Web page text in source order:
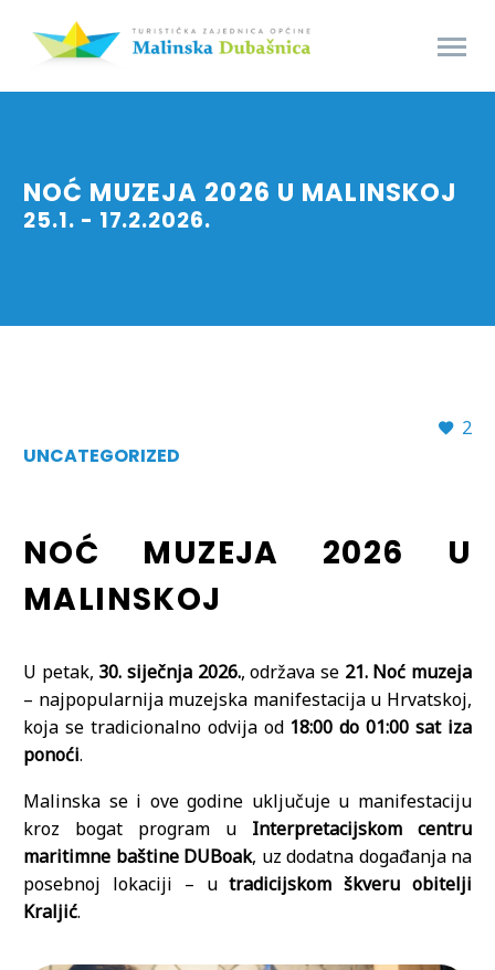
NOĆ MUZEJA 2026 U MALINSKOJ
25.1. - 17.2.2026.
2
UNCATEGORIZED
NOĆ MUZEJA 2026 U
MALINSKOJ
U petak, 30. siječnja 2026., održava se 21. Noć muzeja
– najpopularnija muzejska manifestacija u Hrvatskoj,
koja se tradicionalno odvija od 18:00 do 01:00 sat iza
ponoći.
Malinska se i ove godine uključuje u manifestaciju
kroz bogat program u Interpretacijskom centru
maritimne baštine DUBoak, uz dodatna događanja na
posebnoj lokaciji – utradicijskom škveru obitelji
Kraljić.